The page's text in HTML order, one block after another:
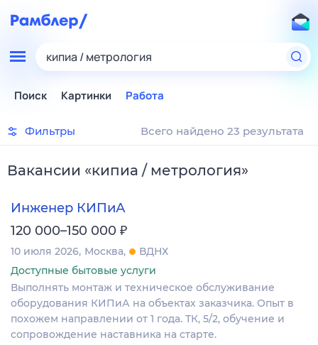
кипиа / метрология
Поиск Картинки Работа
Фильтры Всего найдено 23 результата
Вакансии «кипиа / метрология»
Инженер КИПиА
120 000–150 000 ₽
10 июля 2026 Москва
ВДНХ
Доступные бытовые услуги
Выполнять монтаж и техническое обслуживание
оборудования КИПиА на объектах заказчика. Опыт в
похожем направлении от 1 года. ТК, 5/2, обучение и
сопровождение наставника на старте.